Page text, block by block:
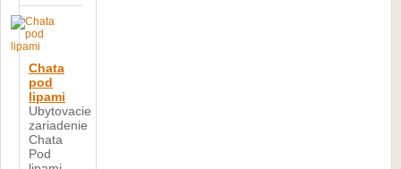
Chata
pod
lipami
Ubytovacie
zariadenie
Chata
Pod